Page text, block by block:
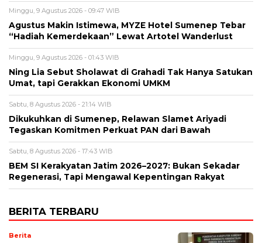
Minggu, 9 Agustus 2026 - 09:47 WIB
Agustus Makin Istimewa, MYZE Hotel Sumenep Tebar
“Hadiah Kemerdekaan” Lewat Artotel Wanderlust
Minggu, 9 Agustus 2026 - 01:43 WIB
Ning Lia Sebut Sholawat di Grahadi Tak Hanya Satukan
Umat, tapi Gerakkan Ekonomi UMKM
Sabtu, 8 Agustus 2026 - 21:14 WIB
Dikukuhkan di Sumenep, Relawan Slamet Ariyadi
Tegaskan Komitmen Perkuat PAN dari Bawah
Sabtu, 8 Agustus 2026 - 17:43 WIB
BEM SI Kerakyatan Jatim 2026–2027: Bukan Sekadar
Regenerasi, Tapi Mengawal Kepentingan Rakyat
BERITA TERBARU
Berita